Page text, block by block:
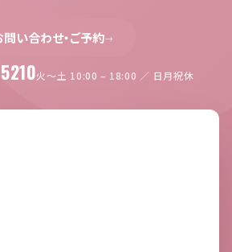
問い合わせ・ご予約→
火〜土 10:00 – 18:00 ／ 日月祝休